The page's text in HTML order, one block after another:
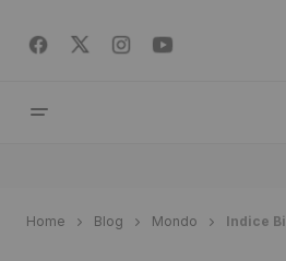
Home Blog Mondo Indice